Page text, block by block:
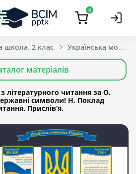
0
школа. 2 клас Українська мова
матеріалів
літературного читання за О.
символи! Н. Поклад
Прислів’я.